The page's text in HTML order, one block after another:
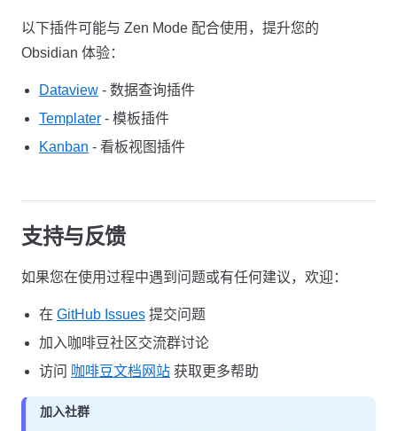
以下插件可能与 Zen Mode 配合使用，提升您的
Obsidian 体验：
Dataview - 数据查询插件
Templater - 模板插件
Kanban - 看板视图插件
支持与反馈
如果您在使用过程中遇到问题或有任何建议，欢迎：
在 GitHub Issues 提交问题
加入咖啡豆社区交流群讨论
访问 咖啡豆文档网站 获取更多帮助
加入社群